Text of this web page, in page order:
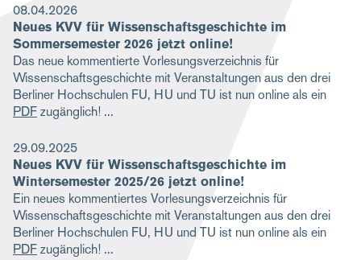
n
08.04.2026
Neues KVV für Wissenschaftsgeschichte im
Sommersemester 2026 jetzt online!
Das neue kommentierte Vorlesungsverzeichnis für
Wissenschaftsgeschichte mit Veranstaltungen aus den drei
Berliner Hochschulen FU, HU und TU ist nun online als ein
PDFzugänglich!
29.09.2025
Neues KVV für Wissenschaftsgeschichte im
Wintersemester 2025/26 jetzt online!
Ein neues kommentiertes Vorlesungsverzeichnis für
Wissenschaftsgeschichte mit Veranstaltungen aus den drei
Berliner Hochschulen FU, HU und TU ist nun online als ein
PDFzugänglich!